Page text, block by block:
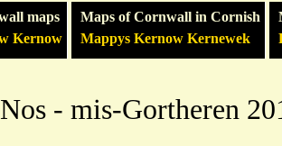
maps
Kernow
Maps of Cornwall in Cornish
Mappys Kernow Kernewek
- mis-Gortheren